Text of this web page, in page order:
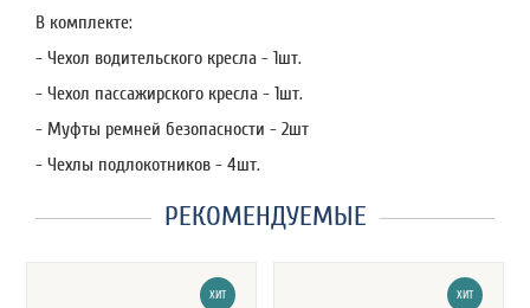
В комплекте:
- Чехол водительского кресла - 1шт.
- Чехол пассажирского кресла - 1шт.
- Муфты ремней безопасности - 2шт
- Чехлы подлокотников - 4шт.
РЕКОМЕНДУЕМЫЕ
ХИТ ХИТ